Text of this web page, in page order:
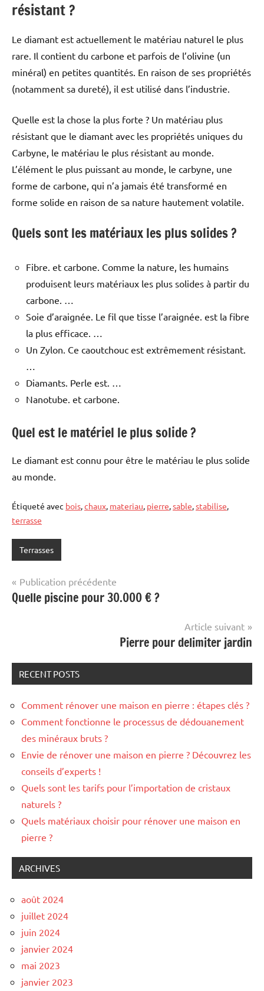
résistant ?
Le diamant est actuellement le matériau naturel le plus
rare. Il contient du carbone et parfois de l’olivine (un
minéral) en petites quantités. En raison de ses propriétés
(notamment sa dureté), il est utilisé dans l’industrie.
Quelle est la chose la plus forte ? Un matériau plus
résistant que le diamant avec les propriétés uniques du
Carbyne, le matériau le plus résistant au monde.
L’élément le plus puissant au monde, le carbyne, une
forme de carbone, qui n’a jamais été transformé en
forme solide en raison de sa nature hautement volatile.
Quels sont les matériaux les plus solides ?
Fibre. et carbone. Comme la nature, les humains
produisent leurs matériaux les plus solides à partir du
carbone. …
Soie d’araignée. Le fil que tisse l’araignée. est la fibre
la plus efficace. …
Un Zylon. Ce caoutchouc est extrêmement résistant.
…
Diamants. Perle est. …
Nanotube. et carbone.
Quel est le matériel le plus solide ?
Le diamant est connu pour être le matériau le plus solide
au monde.
Étiqueté avec bois,chaux, materiau, pierre,sable,stabilise,
terrasse
Terrasses
Navigation
de
Publication précédente
Quelle piscine pour 30.000 € ?
Article suivant
Pierre pour delimiter jardin
RECENT POSTS
Comment rénover une maison en pierre : étapes clés ?
Comment fonctionne le processus de dédouanement
des minéraux bruts ?
Envie de rénover une maison en pierre ? Découvrez les
conseils d’experts !
Quels sont les tarifs pour l’importation de cristaux
naturels ?
Quels matériaux choisir pour rénover une maison en
pierre ?
ARCHIVES
août 2024
juillet 2024
juin 2024
janvier 2024
mai 2023
janvier 2023